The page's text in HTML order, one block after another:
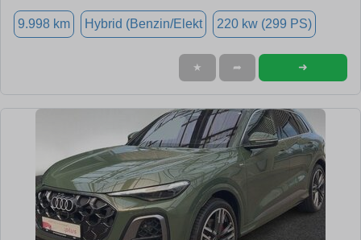
9.998 km Hybrid (Benzin/Elekt 220 kw (299 PS)
★ ➦ ➜